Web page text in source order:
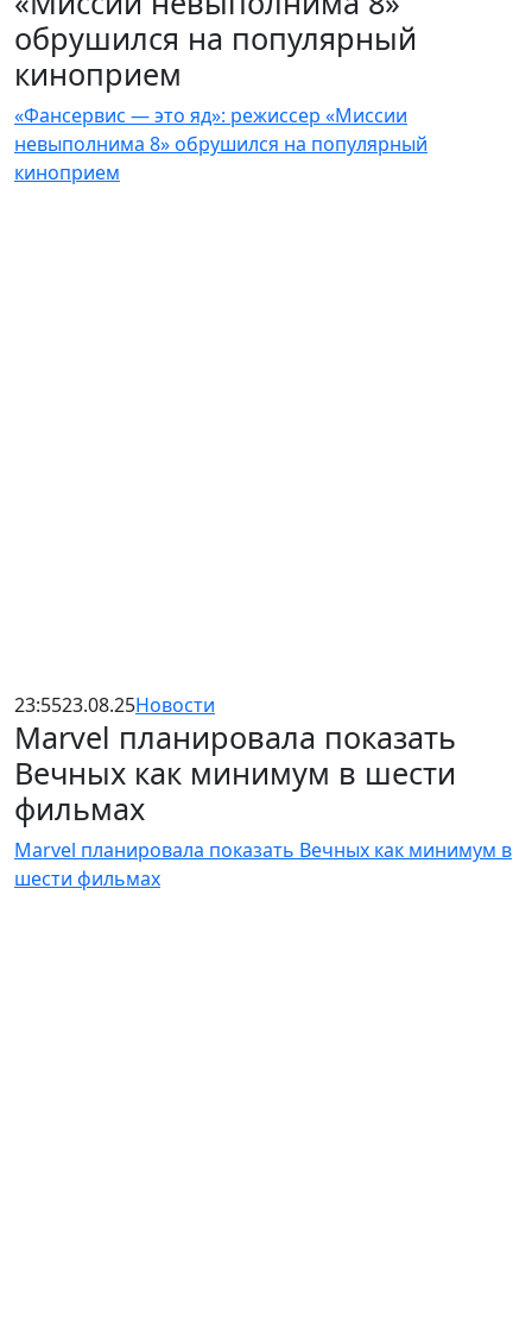
обрушился на популярный
киноприем
«Фансервис — это яд»: режиссер «Миссии
невыполнима 8» обрушился на популярный
киноприем
23:5523.08.25Новости
Marvel планировала показать
Вечных как минимум в шести
фильмах
Marvel планировала показать Вечных как минимум в
шести фильмах